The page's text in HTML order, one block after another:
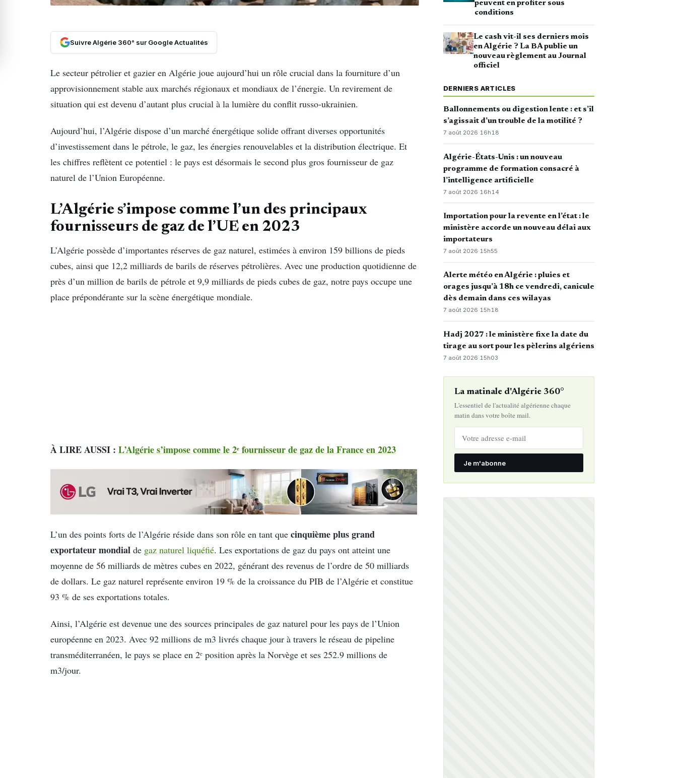
Suivre Algérie 360° sur Google Actualités
Le secteur pétrolier et gazier en Algérie joue aujourd’hui un rôle crucial dans la fourniture d’un
approvisionnement stable aux marchés régionaux et mondiaux de l’énergie. Un revirement de
situation qui est devenu d’autant plus crucial à la lumière du conflit russo-ukrainien.
Aujourd’hui, l’Algérie dispose d’un marché énergétique solide offrant diverses opportunités
d’investissement dans le pétrole, le gaz, les énergies renouvelables et la distribution électrique. Et
les chiffres reflètent ce potentiel : le pays est désormais le second plus gros fournisseur de gaz
naturel de l’Union Européenne.
L’Algérie s’impose comme l’un des principaux
fournisseurs de gaz de l’UE en 2023
L’Algérie possède d’importantes réserves de gaz naturel, estimées à environ 159 billions de pieds
cubes, ainsi que 12,2 milliards de barils de réserves pétrolières. Avec une production quotidienne de
près d’un million de barils de pétrole et 9,9 milliards de pieds cubes de gaz, notre pays occupe une
place prépondérante sur la scène énergétique mondiale.
À LIRE AUSSI : L’Algérie s’impose comme le 2ᵉ fournisseur de gaz de la France en 2023
L’un des points forts de l’Algérie réside dans son rôle en tant que cinquième plus grand
exportateur mondial de gaz naturel liquéfié. Les exportations de gaz du pays ont atteint une
moyenne de 56 milliards de mètres cubes en 2022, générant des revenus de l’ordre de 50 milliards
de dollars. Le gaz naturel représente environ 19 % de la croissance du PIB de l’Algérie et constitue
93 % de ses exportations totales.
Ainsi, l’Algérie est devenue une des sources principales de gaz naturel pour les pays de l’Union
européenne en 2023. Avec 92 millions de m3 livrés chaque jour à travers le réseau de pipeline
transméditerranéen, le pays se place en 2ᵉ position après la Norvège et ses 252.9 millions de
m3/jour.
peuvent en profiter sous
conditions
Le cash vit-il ses derniers mois
en Algérie ? La BA publie un
nouveau règlement au Journal
officiel
DERNIERS ARTICLES
Ballonnements ou digestion lente : et s’il
s’agissait d’un trouble de la motilité ?
7 août 2026·16h18
Algérie-États-Unis : un nouveau
programme de formation consacré à
l’intelligence artificielle
7 août 2026· 16h14
Importation pour la revente en l’état : le
ministère accorde un nouveau délai aux
importateurs
7 août 2026·15h55
Alerte météo en Algérie : pluies et
orages jusqu’à 18h ce vendredi, canicule
dès demain dans ces wilayas
7 août 2026·15h18
Hadj 2027 : le ministère fixe la date du
tirage au sort pour les pèlerins algériens
7 août 2026· 15h03
La matinale d'Algérie 360°
L'essentiel de l'actualité algérienne chaque
matin dans votre boîte mail.
Je m'abonne